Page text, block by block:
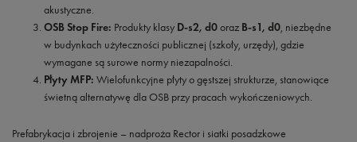
akustyczne.
OSB Stop Fire: Produkty klasy D-s2, d0oraz B-s1, d0, niezbędne
w budynkach użyteczności publicznej (szkoły, urzędy), gdzie
wymagane są surowe normy niezapalności.
Płyty MFP: Wielofunkcyjne płyty o gęstszej strukturze, stanowiące
świetną alternatywę dla OSB przy pracach wykończeniowych.
Prefabrykacja i zbrojenie – nadproża Rector i siatki posadzkowe